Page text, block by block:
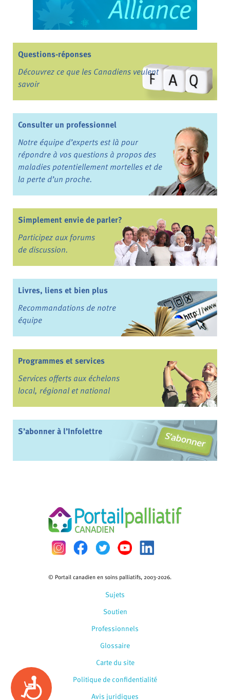
Accessibility
Questions-réponses
Découvrez ce que les Canadiens veulent
savoir
Consulter un professionnel
Notre équipe d’experts est là pour
répondre à vos questions à propos des
maladies potentiellement mortelles et de
la perte d’un proche.
Simplement envie de parler?
Participez aux forums
de discussion.
Livres, liens et bien plus
Recommandations de notre
équipe
Programmes et services
Services offerts aux échelons
local, régional et national
S’abonner à l’Infolettre
Sujets
Soutien
Professionnels
Glossaire
© Portail canadien en soins palliatifs, 2003-2026.
Carte du site
Politique de confidentialité
Avis juridiques